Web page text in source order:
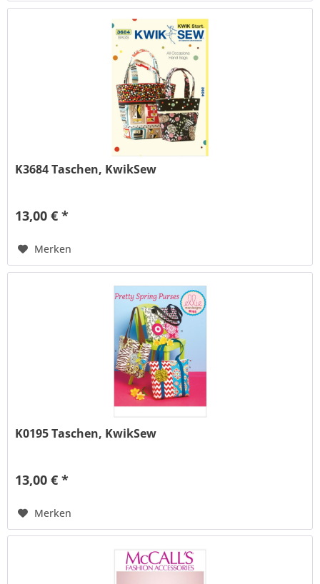
K3684 Taschen, KwikSew
13,00 € *
Merken
K0195 Taschen, KwikSew
13,00 € *
Merken